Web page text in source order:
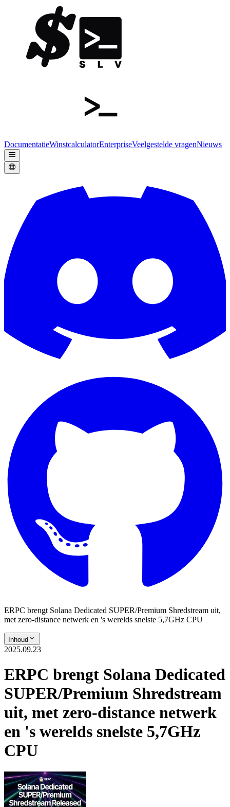
DocumentatieWinstcalculatorEnterpriseVeelgestelde vragenNieuws
ERPC brengt Solana Dedicated SUPER/Premium Shredstream uit,
met zero-distance netwerk en 's werelds snelste 5,7GHz CPU
Inhoud
2025.09.23
ERPC brengt Solana Dedicated
SUPER/Premium Shredstream
uit, met zero-distance netwerk
en 's werelds snelste 5,7GHz
CPU